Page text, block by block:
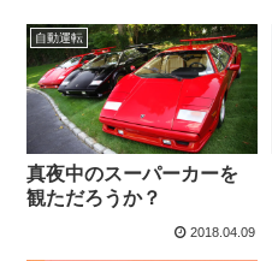
自動運転
真夜中のスーパーカーを
観ただろうか？
2018.04.09